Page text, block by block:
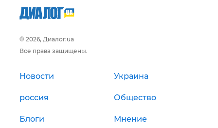
© 2026, Диалог.ua
Все права защищены.
Новости Украина
россия Общество
Блоги Мнение